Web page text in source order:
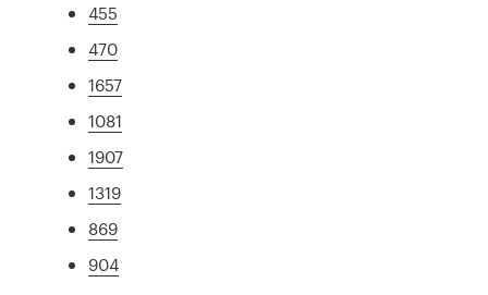
455
470
1657
1081
1907
1319
869
904